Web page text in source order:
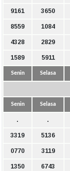
9161 3650
8559 1084
4328 2829
1589 5911
Senin Selasa
Senin Selasa
. .
3319 5136
0770 3119
1350 6743